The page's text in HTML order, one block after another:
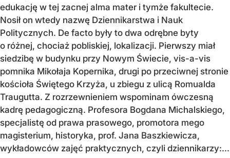
edukację w tej zacnej alma mater i tymże fakultecie.
Nosił on wtedy nazwę Dziennikarstwa i Nauk
Politycznych. De facto były to dwa odrębne byty
o różnej, chociaż pobliskiej, lokalizacji. Pierwszy miał
siedzibę w budynku przy Nowym Świecie, vis-a-vis
pomnika Mikołaja Kopernika, drugi po przeciwnej stronie
kościoła Świętego Krzyża, u zbiegu z ulicą Romualda
Traugutta. Z rozrzewnieniem wspominam ówczesną
kadrę pedagogiczną. Profesora Bogdana Michalskiego,
specjalistę od prawa prasowego, promotora mego
magisterium, historyka, prof. Jana Baszkiewicza,
wykładowców zajęć praktycznych, czyli dziennikarzy:...